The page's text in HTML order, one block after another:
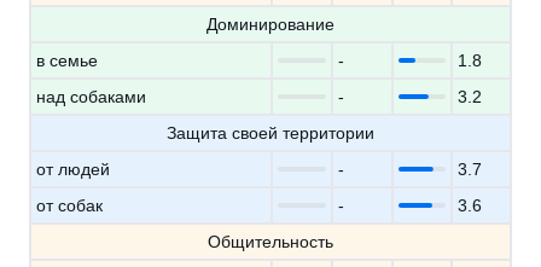
Доминирование
в семье
-
1.8
над собаками
-
3.2
Защита своей территории
от людей
-
3.7
от собак
-
3.6
Общительность